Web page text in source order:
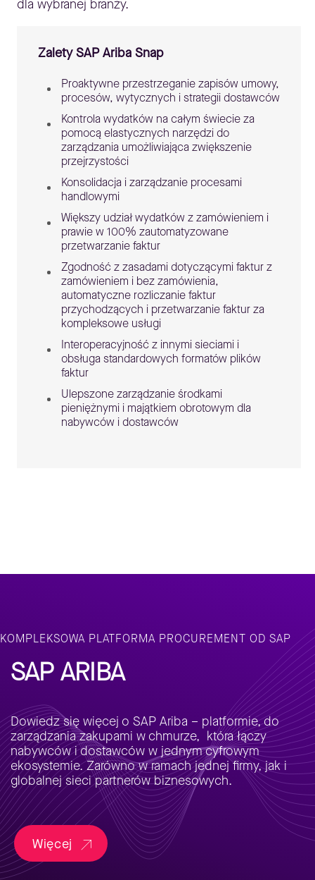
dla wybranej branży.
Zalety SAP Ariba Snap
Proaktywne przestrzeganie zapisów umowy,
procesów, wytycznych i strategii dostawców
Kontrola wydatków na całym świecie za
pomocą elastycznych narzędzi do
zarządzania umożliwiająca zwiększenie
przejrzystości
Konsolidacja i zarządzanie procesami
handlowymi
Większy udział wydatków z zamówieniem i
prawie w 100% zautomatyzowane
przetwarzanie faktur
Zgodność z zasadami dotyczącymi faktur z
zamówieniem i bez zamówienia,
automatyczne rozliczanie faktur
przychodzących i przetwarzanie faktur za
kompleksowe usługi
Interoperacyjność z innymi sieciami i
obsługa standardowych formatów plików
faktur
Ulepszone zarządzanie środkami
pieniężnymi i majątkiem obrotowym dla
nabywców i dostawców
KOMPLEKSOWA PLATFORMA PROCUREMENT OD SAP
SAP ARIBA
Dowiedz się więcej o SAP Ariba – platformie, do
zarządzania zakupami w chmurze, która łączy
nabywców i dostawców w jednym cyfrowym
ekosystemie. Zarówno w ramach jednej firmy, jak i
globalnej sieci partnerów biznesowych.
Więcej